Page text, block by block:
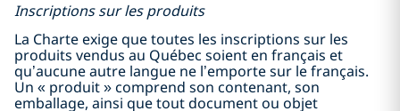
Inscriptions sur les produits
La Charte exige que toutes les inscriptions sur les
produits vendus au Québec soient en français et
qu’aucune autre langue ne l’emporte sur le français.
Un « produit » comprend son contenant, son
emballage, ainsi que tout document ou objet